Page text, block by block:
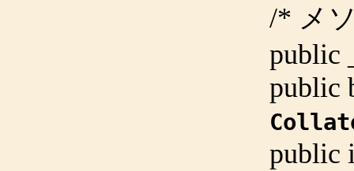
/* メ
public
public
public